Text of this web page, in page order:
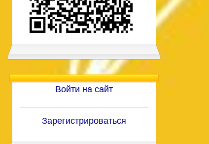
Войти на сайт
Зарегистрироваться